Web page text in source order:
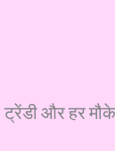
और हर